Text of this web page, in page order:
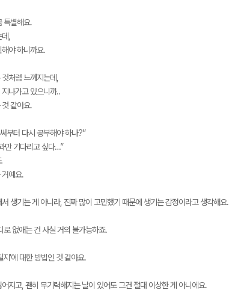
특별해요.
,
야 하니까요.
처럼 느껴지는데,
나가고 있으니까..
같아요.
부터 다시 공부해야 하나?”
만 기다리고 싶다…”
거예요.
생기는 게 아니라, 진짜 많이 고민했기 때문에 생기는 감정이라고 생각해요.
로 없애는 건 사실 거의 불가능하죠.
지’에 대한 방법인 것 같아요.
지고, 괜히 무기력해지는 날이 있어도 그건 절대 이상한 게 아니에요.